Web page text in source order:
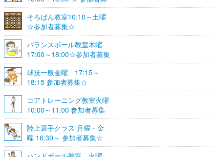
集☆
そろばん教室10:10～土曜
☆参加者募集☆
バランスボール教室木曜
17:00～18:00☆参加者募集
☆
球技一般金曜 17:15～
18:15 参加者募集☆
コアトレーニング教室火曜
10:00～11:00 参加者募集
陸上選手クラス 月曜・金
曜 16:30～ 参加者募集☆